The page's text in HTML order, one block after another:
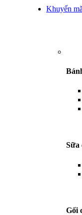
Khuyến
Sữa
Gối